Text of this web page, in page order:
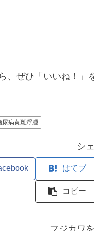
、ぜひ「いいね！
尿病黄斑浮腫
シ
はてブ
コピー
フジカワ